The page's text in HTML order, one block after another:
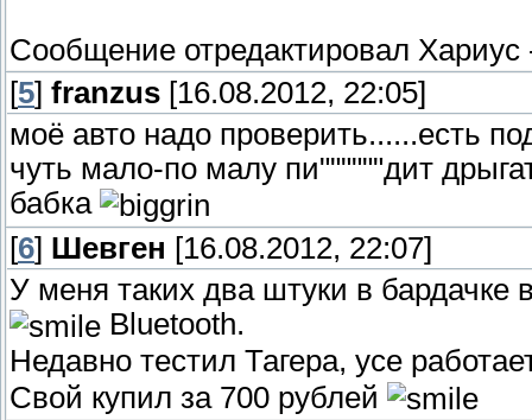
Сообщение отредактировал Хариус
[5] franzus [16.08.2012, 22:05]
моё авто надо проверить......есть
чуть мало-по малу пи""""""дит
бабка
[6] Шевген [16.08.2012, 22:07]
У меня таких два штуки в бардачке
Bluetooth.
Недавно тестил Тагера, усе
Свой купил за 700 рублей